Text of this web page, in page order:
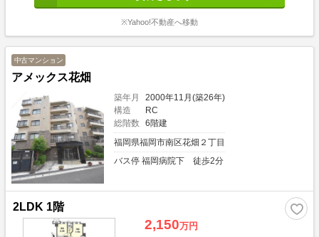
※Yahoo!不動産へ移動
中古マンション
アメックス花畑
築年月
2000年11月(築26年)
構造
RC
総階数
6階建
福岡県福岡市南区花畑２丁目
バス停 福岡病院下 徒歩2分
2LDK 1階
2,150万円